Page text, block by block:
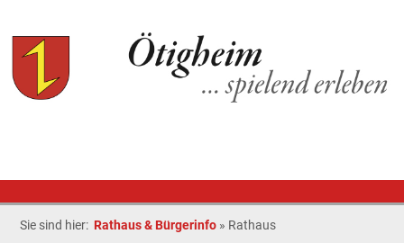
Sie sind hier: Rathaus & Bürgerinfo » Rathaus